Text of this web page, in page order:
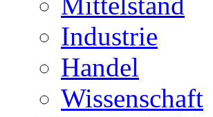
Industrie
Handel
Wissenschaft